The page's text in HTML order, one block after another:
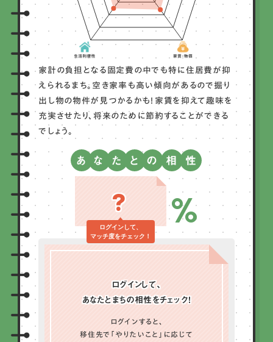
家計の負担となる固定費の中でも特に住居費が抑
えられるまち。空き家率も高い傾向があるので掘り
出し物の物件が見つかるかも！家賃を抑えて趣味を
充実させたり、将来のために節約することができる
でしょう。
あ な た と の 相 性
ログインして、
マッチ度をチェック！
? %
ログインして、
あなたとまちの相性をチェック！
ログインすると、
移住先で「やりたいこと」に応じて